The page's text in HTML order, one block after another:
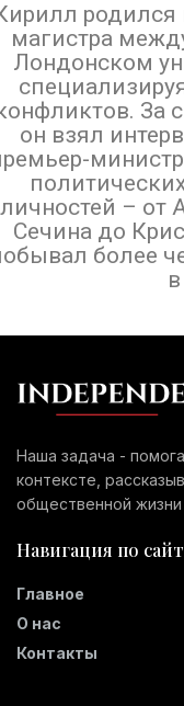
родился
магистра
Лондонском
За
он взял
личностей – от
Сечина до
более
Наша задача -
контексте,
общественной
Навигация по
Главное
О нас
Контакты